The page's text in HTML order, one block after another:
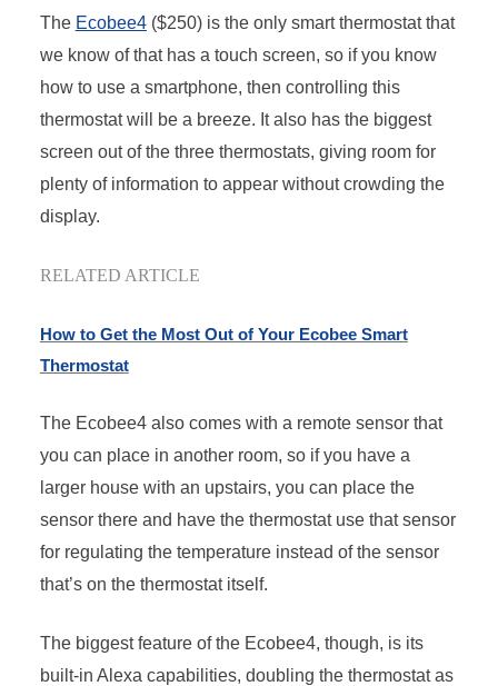
The Ecobee4($250) is the only smart thermostat that
we know of that has a touch screen, so if you know
how to use a smartphone, then controlling this
thermostat will be a breeze. It also has the biggest
screen out of the three thermostats, giving room for
plenty of information to appear without crowding the
display.
RELATED ARTICLE
How to Get the Most Out of Your Ecobee Smart
Thermostat
The Ecobee4 also comes with a remote sensor that
you can place in another room, so if you have a
larger house with an upstairs, you can place the
sensor there and have the thermostat use that sensor
for regulating the temperature instead of the sensor
that’s on the thermostat itself.
The biggest feature of the Ecobee4, though, is its
built-in Alexa capabilities, doubling the thermostat as